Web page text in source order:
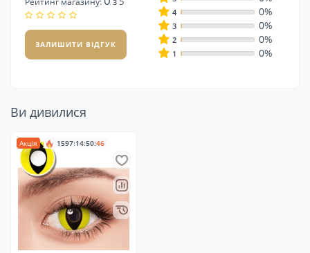
ЗАЛИШИТИ ВІДГУК
4 0%
3 0%
2 0%
1 0%
Ви дивилися
Акція 1597:14:50:46